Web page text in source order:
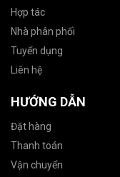
Hợp tác
Nhà phân phối
Tuyển dụng
Liên hệ
HƯỚNG DẪN
Đặt hàng
Thanh toán
Vận chuyển